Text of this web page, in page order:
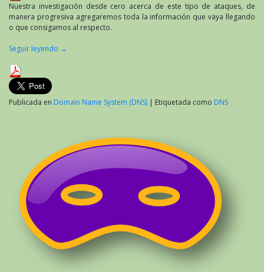
Nuestra investigación desde cero acerca de este tipo de ataques, de
manera progresiva agregaremos toda la información que vaya llegando
o que consigamos al respecto.
Seguir leyendo →
Publicada en Domain Name System (DNS) | Etiquetada como DNS